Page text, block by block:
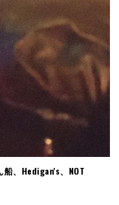
、Hedigan's、NOT